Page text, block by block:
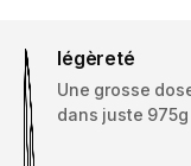
légèreté
Une grosse
dans juste 975g